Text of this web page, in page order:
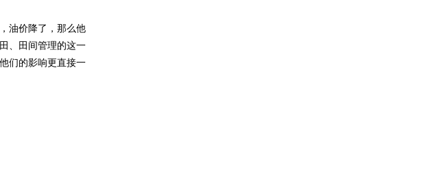
油价降了，那么他
、田间管理的这一
们的影响更直接一